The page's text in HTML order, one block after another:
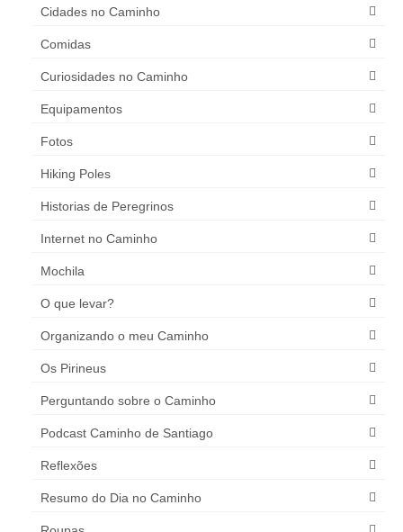
Cidades no Caminho
Comidas
Curiosidades no Caminho
Equipamentos
Fotos
Hiking Poles
Historias de Peregrinos
Internet no Caminho
Mochila
O que levar?
Organizando o meu Caminho
Os Pirineus
Perguntando sobre o Caminho
Podcast Caminho de Santiago
Reflexões
Resumo do Dia no Caminho